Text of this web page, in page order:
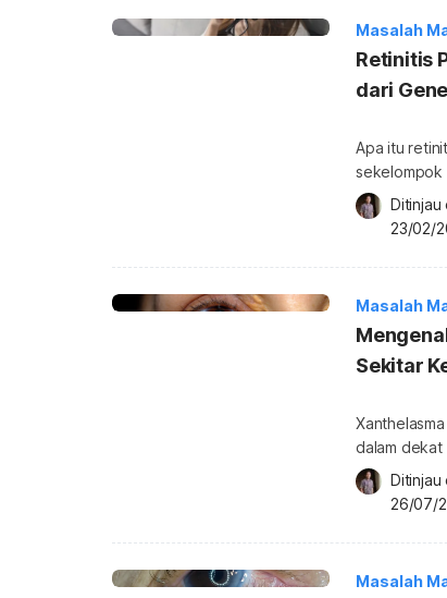
Masalah
Retinitis
dari
Apa itu
sekelompok
mata yang
sinyal yang
mata dapat
23/02/
Masalah
Sekitar
dalam dekat
yang terlihat
bawah.
ini biasanya
26/07/
Masalah